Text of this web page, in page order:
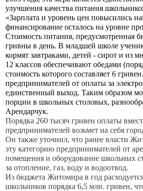
улучшения качества питания
«Зарплата и уровень цен повысились
финансирование осталось на уровне
Стоимость питания, предусмотренная
гривны в день. В младшей школе
кормят завтраками, детей - сирот и из
12 классов обеспечивают обедами
стоимость которого составляет 6
предпринимателей от оплаты за
единственный выход. Таким образом
порции в школьных столовых,
Арендарчук.
Порядка 260 тысяч гривен оплаты
предпринимателей возьмет на себя
Он также уточнил, что ранее власти
эту категорию предпринимателей от
помещения и оборудование школьных
за отопление, газ, воду и водоотвод.
Из бюджета Житомира в год
школьников порядка 6,5 млн. гривен,